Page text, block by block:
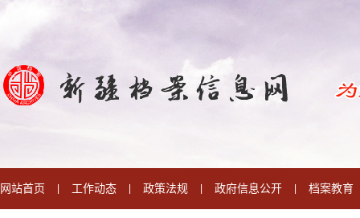
网站首页 工作动态 政策法规 政府信息公开 档案教育